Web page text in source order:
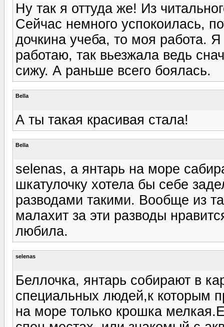
Ну так я оттуда же! Из
Сейчас немного успокоилась,
дочкина учеба, то моя работа.
работаю, так вьезжала ведь
сижу. А раньше всего боялась.
Bella
А ты такая красивая стала!
Bella
selenas, а янтарь на море
шкатулочку хотела бы себе
разводами такими. Вообще из
малахит за эти разводы
любила.
selenas
Беллочка, янтарь собирают в
специальных людей,к которым
на море только крошка